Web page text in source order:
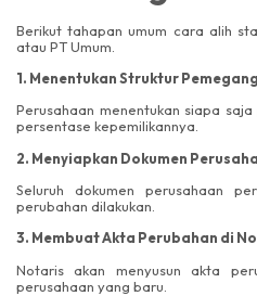
Berikut tahapan umum cara alih
atau PT Umum.
1. Menentukan Struktur
Perusahaan menentukan siapa
persentase kepemilikannya.
2. Menyiapkan Dokumen
Seluruh dokumen perusahaan
perubahan dilakukan.
3. Membuat Akta Perubahan di
Notaris akan menyusun akta
perusahaan yang baru.